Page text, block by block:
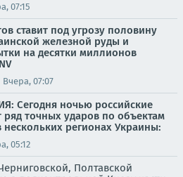
07:15
ставит под угрозу половину
железной руды и
на десятки миллионов
Вчера, 07:07
Сегодня ночью российские
ряд точных ударов по объектам
нескольких регионах Украины:
05:12
Полтавской